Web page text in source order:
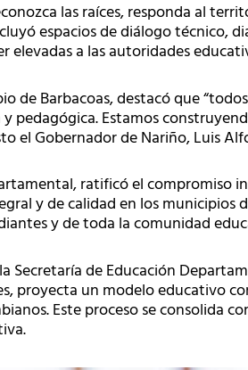
las raíces, responda al
espacios de diálogo técnico,
elevadas a las autoridades
de Barbacoas, destacó que
pedagógica. Estamos
el Gobernador de Nariño, Luis
ratificó el compromiso
y de calidad en los municipios
y de toda la comunidad
Secretaría de Educación
proyecta un modelo educativo
Este proceso se consolida